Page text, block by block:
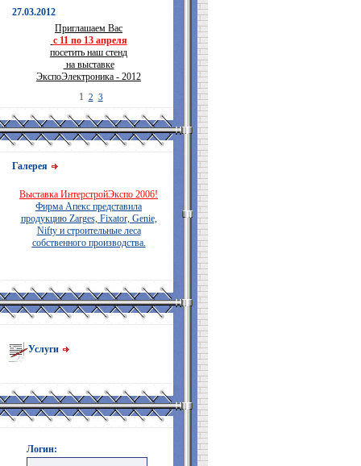
27.03.2012
Приглашаем Вас
с 11 по 13 апреля
посетить наш стенд
на выставке
ЭкспоЭлектроника - 2012
1 2 3
Галерея
Выставка ИнтерстройЭкспо 2006!
Фирма Апекс представила
продукцию Zarges, Fixator, Genie,
Nifty и строительные леса
собственного производства.
Услуги
Логин: